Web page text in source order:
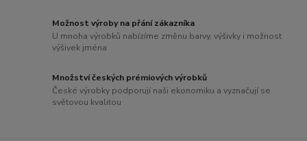
Možnost výroby na přání zákazníka
U mnoha výrobků nabízíme změnu barvy, výšivky i možnost
výšivek jména
Množství českých prémiových výrobků
České výrobky podporují naši ekonomiku a vyznačují se
světovou kvalitou